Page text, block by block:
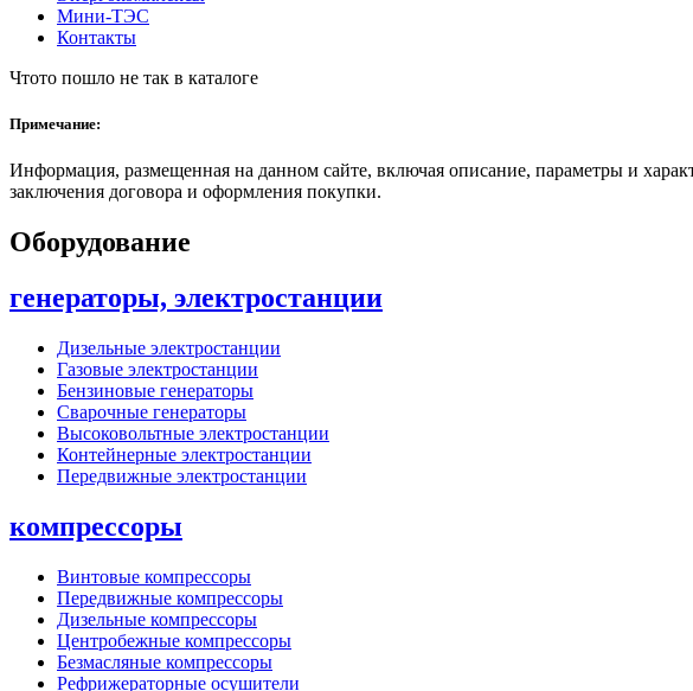
Мини-ТЭС
Контакты
Чтото пошло не так в каталоге
Примечание:
Информация, размещенная на данном сайте, включая описание, параметры и
заключения договора и оформления покупки.
Оборудование
генераторы, электростанции
Дизельные электростанции
Газовые электростанции
Бензиновые генераторы
Сварочные генераторы
Высоковольтные электростанции
Контейнерные электростанции
Передвижные электростанции
компрессоры
Винтовые компрессоры
Передвижные компрессоры
Дизельные компрессоры
Центробежные компрессоры
Безмасляные компрессоры
Рефрижераторные осушители